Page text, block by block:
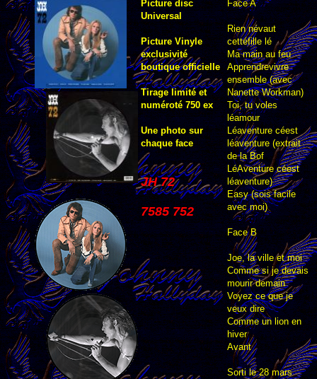
Picture disc
Universal
Picture Vinyle
exclusivité
boutique officielle
Tirage limité et
numéroté 750 ex
Une photo sur
chaque face
JH 72
7585 752
Face A
Rien névaut
cettéfille lé
Ma main au feu
Apprendrevivre
ensemble (avec
Nanette Workman)
Toi, tu voles
léamour
Léaventure céest
léaventure (extrait
de la Bof
LéAventure céest
léaventure)
Easy (sois facile
avec moi)
Face B
Joe, la ville et moi
Comme si je devais
mourir demain
Voyez ce que je
veux dire
Comme un lion en
hiver
Avant
Sorti le 28 mars